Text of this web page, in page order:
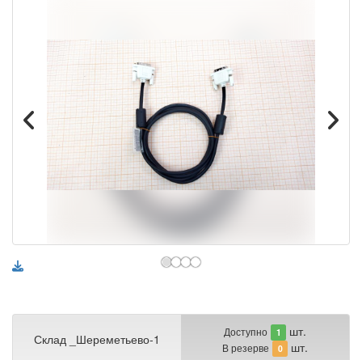
Склад _Шереметьево-1 Доступно 1 шт.
В резерве 0 шт.